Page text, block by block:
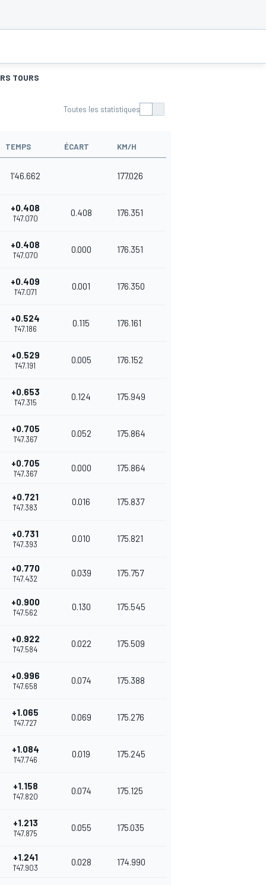
TOURS
Toutes les statistiques
TEMPS ÉCART KM/H
1'46.662 177.026
+0.408
1'47.070
0.408 176.351
+0.408
1'47.070
0.000 176.351
+0.409
1'47.071
0.001 176.350
+0.524
1'47.186
0.115 176.161
+0.529
1'47.191
0.005 176.152
+0.653
1'47.315
0.124 175.949
+0.705
1'47.367
0.052 175.864
+0.705
1'47.367
0.000 175.864
+0.721
1'47.383
0.016 175.837
+0.731
1'47.393
0.010 175.821
+0.770
1'47.432
0.039 175.757
+0.900
1'47.562
0.130 175.545
+0.922
1'47.584
0.022 175.509
+0.996
1'47.658
0.074 175.388
+1.065
1'47.727
0.069 175.276
+1.084
1'47.746
0.019 175.245
+1.158
1'47.820
0.074 175.125
+1.213
1'47.875
0.055 175.035
+1.241
1'47.903
0.028 174.990